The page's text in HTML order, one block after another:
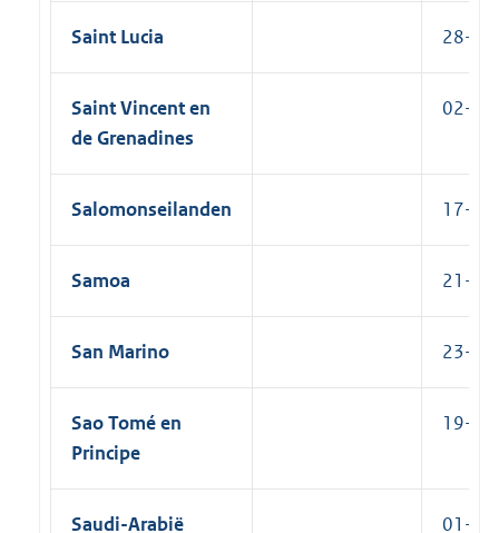
Saint Lucia 28-
Saint Vincent en
de Grenadines
02-
Salomonseilanden 17-
Samoa 21-
San Marino 23-
Sao Tomé en
Principe
19-
Saudi-Arabië 01-